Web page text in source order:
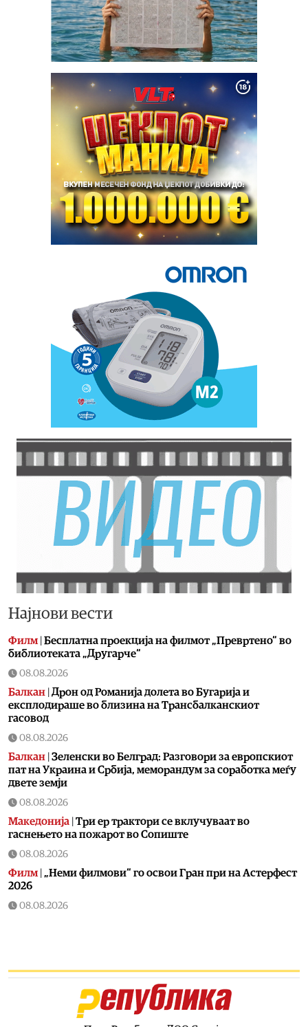
Најнови вести
Филм| Бесплатна проекција на филмот „Превртено“ во
библиотеката „Другарче“
08.08.2026
Балкан Дрон од Романија долета во Бугарија и
експлодираше во близина на Трансбалканскиот
гасовод
08.08.2026
Балкан Зеленски во Белград: Разговори за европскиот
пат на Украина и Србија, меморандум за соработка меѓу
двете земји
08.08.2026
Македонија Три ер трактори се вклучуваат во
гаснењето на пожарот во Сопиште
08.08.2026
Филм| „Неми филмови“ го освои Гран при на Астерфест
2026
08.08.2026
Култура|Летно освежување со мистерии што ја
заледуваат крвта